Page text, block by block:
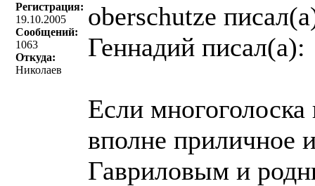
Регистрация:
19.10.2005
Сообщений:
1063
Откуда:
Николаев
oberschutze
Геннадий писал(a):
Если
вполне приличное
Гавриловым и